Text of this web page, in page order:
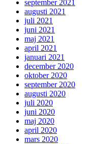
september 2021
augusti 2021
juli 2021
juni 2021
maj 2021
april 2021
januari 2021
december 2020
oktober 2020
september 2020
augusti 2020
juli 2020
juni 2020
maj 2020
april 2020
mars 2020